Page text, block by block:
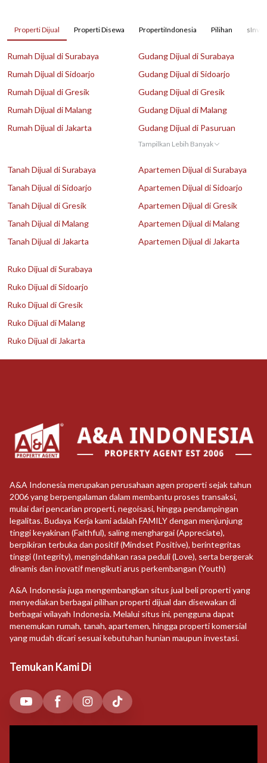
Properti Dijual Properti Disewa PropertiIndonesia Pilihan
Rumah Dijual di Surabaya
Rumah Dijual di Sidoarjo
Rumah Dijual di Gresik
Rumah Dijual di Malang
Rumah Dijual di Jakarta
Gudang Dijual di Surabaya
Gudang Dijual di Sidoarjo
Gudang Dijual di Gresik
Gudang Dijual di Malang
Gudang Dijual di Pasuruan
Tampilkan Lebih Banyak
Tanah Dijual di Surabaya
Tanah Dijual di Sidoarjo
Tanah Dijual di Gresik
Tanah Dijual di Malang
Tanah Dijual di Jakarta
Apartemen Dijual di Surabaya
Apartemen Dijual di Sidoarjo
Apartemen Dijual di Gresik
Apartemen Dijual di Malang
Apartemen Dijual di Jakarta
Ruko Dijual di Surabaya
Ruko Dijual di Sidoarjo
Ruko Dijual di Gresik
Ruko Dijual di Malang
Ruko Dijual di Jakarta
A&A Indonesia merupakan perusahaan agen properti sejak tahun
2006 yang berpengalaman dalam membantu proses transaksi,
mulai dari pencarian properti, negoisasi, hingga pendampingan
legalitas. Budaya Kerja kami adalah FAMILY dengan menjunjung
tinggi keyakinan (Faithful), saling menghargai (Appreciate),
berpikiran terbuka dan positif (Mindset Positive), berintegritas
tinggi (Integrity), mengindahkan rasa peduli (Love), serta bergerak
dinamis dan inovatif mengikuti arus perkembangan (Youth)
A&A Indonesia juga mengembangkan situs jual beli properti yang
menyediakan berbagai pilihan properti dijual dan disewakan di
berbagai wilayah Indonesia. Melalui situs ini, pengguna dapat
menemukan rumah, tanah, apartemen, hingga properti komersial
yang mudah dicari sesuai kebutuhan hunian maupun investasi.
Temukan Kami Di